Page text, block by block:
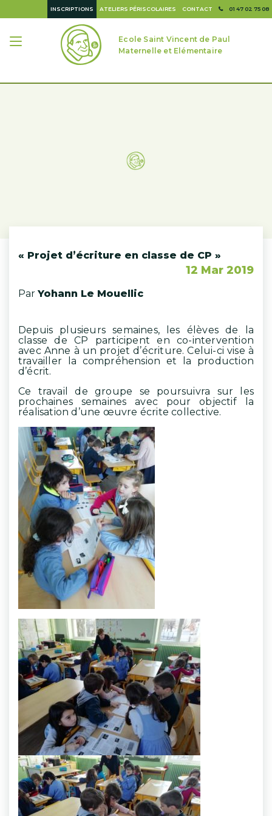
01 47 02 75 08
CONTACT
ATELIERS PÉRISCOLAIRES
INSCRIPTIONS
Ecole Saint Vincent de Paul
Maternelle et Elémentaire
« Projet d’écriture en classe de CP »
12 Mar 2019
Par Yohann Le Mouellic
Depuis plusieurs semaines, les élèves de la
classe de CP participent en co-intervention
avec Anne à un projet d’écriture. Celui-ci vise à
travailler la compréhension et la production
d’écrit.
Ce travail de groupe se poursuivra sur les
prochaines semaines avec pour objectif la
réalisation d’une œuvre écrite collective.